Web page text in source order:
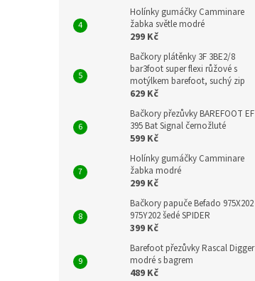
Holínky gumáčky Camminare
žabka světle modré
299 Kč
Bačkory plátěnky 3F 3BE2/8
bar3foot super flexi růžové s
motýlkem barefoot, suchý zip
629 Kč
Bačkory přezůvky BAREFOOT EF
395 Bat Signal černožluté
599 Kč
Holínky gumáčky Camminare
žabka modré
299 Kč
Bačkory papuče Befado 975X202
975Y202 šedé SPIDER
399 Kč
Barefoot přezůvky Rascal Digger
modré s bagrem
489 Kč